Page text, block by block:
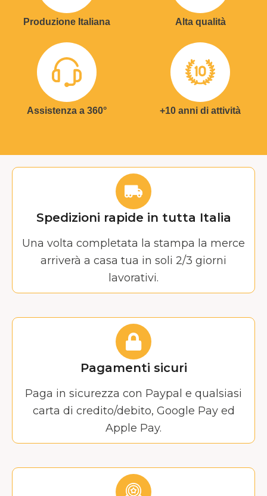
Produzione Italiana Alta qualità
Assistenza a 360° +10 anni di attività
Spedizioni rapide in tutta Italia
Una volta completata la stampa la merce
arriverà a casa tua in soli 2/3 giorni
lavorativi.
Pagamenti sicuri
Paga in sicurezza con Paypal e qualsiasi
carta di credito/debito, Google Pay ed
Apple Pay.